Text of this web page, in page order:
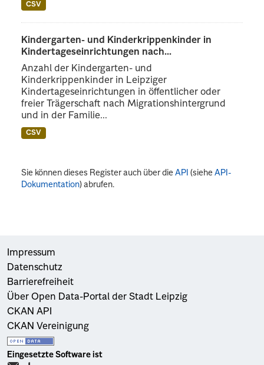
CSV
Kindergarten- und Kinderkrippenkinder in
Kindertageseinrichtungen nach...
Anzahl der Kindergarten- und
Kinderkrippenkinder in Leipziger
Kindertageseinrichtungen in öffentlicher oder
freier Trägerschaft nach Migrationshintergrund
und in der Familie...
CSV
Sie können dieses Register auch über dieAPI (sieheAPI-
Dokumentation) abrufen.
Impressum
Datenschutz
Barrierefreiheit
Über Open Data-Portal der Stadt Leipzig
CKAN API
CKAN Vereinigung
Eingesetzte Software ist